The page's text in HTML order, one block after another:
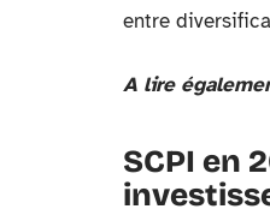
entre
A lire
SCPI en